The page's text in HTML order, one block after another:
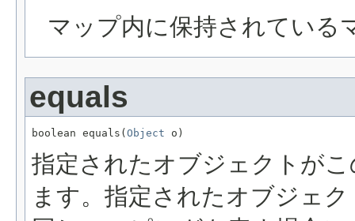
マップ内に保持されている
equals
boolean equals(Object o)
指定されたオブジェクトが
ます。指定されたオブジェ